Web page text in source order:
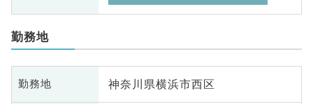
勤務地
勤務地 神奈川県横浜市西区